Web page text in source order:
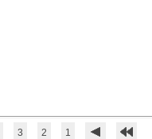
1
2
3